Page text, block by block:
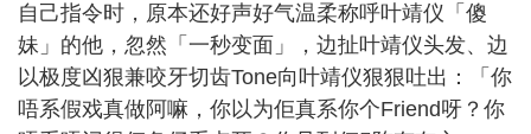
自己指令时，原本还好声好气温柔称呼叶靖仪「傻
妹」的他，忽然「一秒变面」，边扯叶靖仪头发、边
以极度凶狠兼咬牙切齿Tone向叶靖仪狠狠吐出：「你
唔系假戏真做阿嘛，你以为佢真系你个Friend呀？你